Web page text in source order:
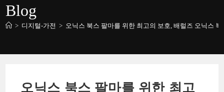
Blog
> 디지털-가전 > 오닉스 북스 팔마를 위한 최고의 보호, 배럴즈 오닉스
오닉스 북스 팔마를 위한 최고